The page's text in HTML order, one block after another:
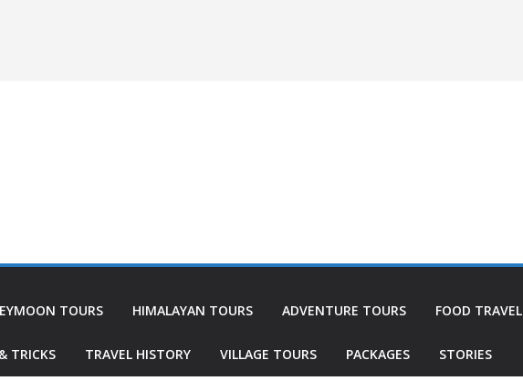
TOURS HIMALAYAN TOURS ADVENTURE TOURS FOOD TRAVEL
TRICKS TRAVEL HISTORY VILLAGE TOURS PACKAGES STORIES